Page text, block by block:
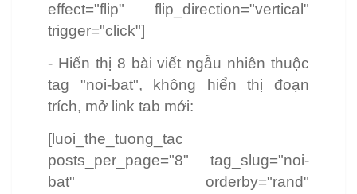
effect="flip" flip_direction="vertical"
trigger="click"]
- Hiển thị 8 bài viết ngẫu nhiên thuộc
tag "noi-bat", không hiển thị đoạn
trích, mở link tab mới:
[luoi_the_tuong_tac
posts_per_page="8" tag_slug="noi-
bat" orderby="rand"